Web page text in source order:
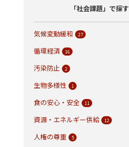
「社会課題」で探す
気候変動緩和 27
循環経済 16
汚染防止 2
生物多様性 1
食の安心・安全 11
資源・エネルギー供給 12
人権の尊重 5